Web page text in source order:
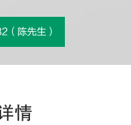
（陈先生）
情